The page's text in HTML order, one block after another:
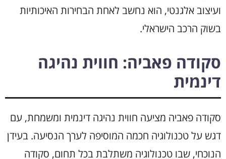
ועיצוב אלגנטי, הוא נחשב לאחת הבחירות האיכותיות
בשוק הרכב הישראלי.
סקודה פאביה: חווית נהיגה
דינמית
סקודה פאביה מציעה חווית נהיגה דינמית ומשמחת, עם
דגש על טכנולוגיה חכמה המוסיפה לערך הנסיעה. בעידן
הנוכחי, שבו טכנולוגיה משתלבת בכל תחום, סקודה